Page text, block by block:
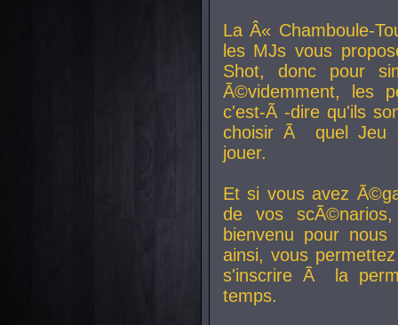
La Â« Chamboule-
les MJs vous
Shot, donc pour
Ã©videmment, les
c'est-Ã -dire qu'ils
choisir Ã quel Jeu
jouer.
Et si vous avez
de vos
bienvenu pour
ainsi, vous
s'inscrire Ã la
temps.